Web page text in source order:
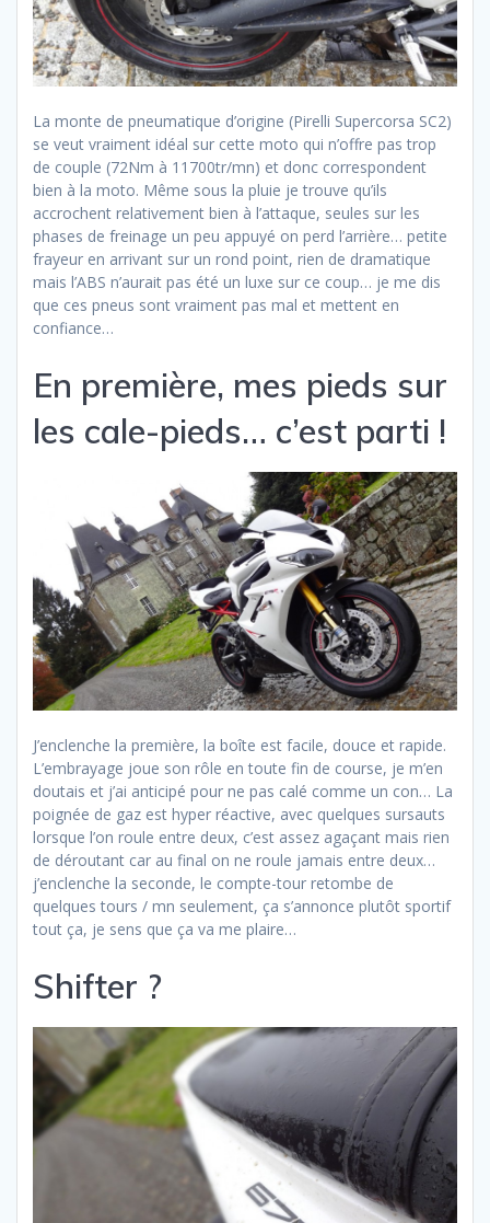
La monte de pneumatique d’origine (Pirelli Supercorsa SC2)
se veut vraiment idéal sur cette moto qui n’offre pas trop
de couple (72Nm à 11700tr/mn) et donc correspondent
bien à la moto. Même sous la pluie je trouve qu’ils
accrochent relativement bien à l’attaque, seules sur les
phases de freinage un peu appuyé on perd l’arrière… petite
frayeur en arrivant sur un rond point, rien de dramatique
mais l’ABS n’aurait pas été un luxe sur ce coup… je me dis
que ces pneus sont vraiment pas mal et mettent en
confiance…
En première, mes pieds sur
les cale-pieds… c’est parti !
J’enclenche la première, la boîte est facile, douce et rapide.
L’embrayage joue son rôle en toute fin de course, je m’en
doutais et j’ai anticipé pour ne pas calé comme un con… La
poignée de gaz est hyper réactive, avec quelques sursauts
lorsque l’on roule entre deux, c’est assez agaçant mais rien
de déroutant car au final on ne roule jamais entre deux…
j’enclenche la seconde, le compte-tour retombe de
quelques tours / mn seulement, ça s’annonce plutôt sportif
tout ça, je sens que ça va me plaire…
Shifter ?